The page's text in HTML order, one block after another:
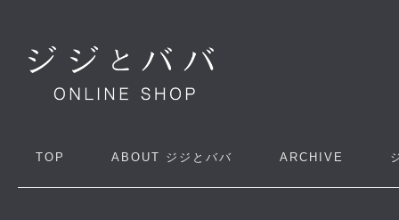
TOP ABOUT ジジとババ ARCHIVE